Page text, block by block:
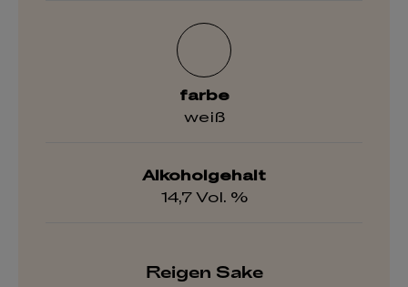
farbe
weiß
Alkoholgehalt
14,7 Vol. %
Reigen Sake